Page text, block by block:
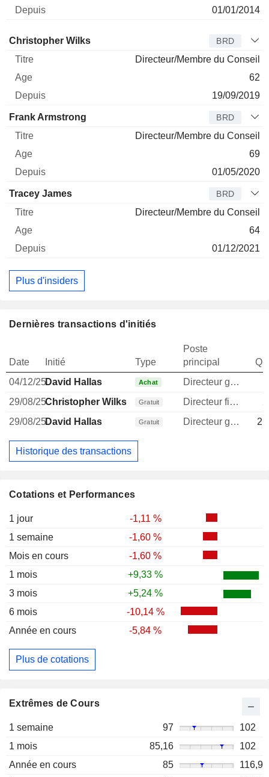
Cotations et Performances
1 jour
-1,11 %
1 semaine
-1,60 %
Mois en cours
-1,60 %
1 mois
+9,33 %
3 mois
+5,24 %
6 mois
-10,14 %
Année en cours
-5,84 %
Plus de cotations
Extrêmes de Cours
1 semaine 97
102
1 mois
85,16
102
Année en cours
85
116,9
01/01/2014
Administrateur Titre
Christopher Wilks BRD
Directeur/Membre du Conseil
62
19/09/2019
Frank Armstrong BRD
Directeur/Membre du Conseil
69
01/05/2020
Tracey James BRD
Directeur/Membre du Conseil
64
01/12/2021
Plus d'insiders
Dernières transactions d'initiés
Date Initié Type
Poste
principal
04/12/25David Hallas Achat Directeur general
29/08/25Christopher Wilks Gratuit Directeur financier
29/08/25David Hallas Gratuit Directeur general
Historique des transactions